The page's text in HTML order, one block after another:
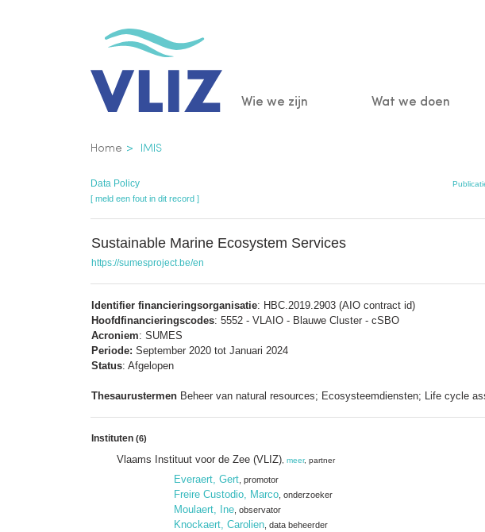
Main
Wie we zijn Wat we doen
Kruimelpad
Home IMIS
Data Policy
[ meld een fout in dit record ]
Sustainable Marine Ecosystem Services
https://sumesproject.be/en
Identifier financieringsorganisatie: HBC.2019.2903 (AIO contract id)
Hoofdfinancieringscodes: 5552 - VLAIO - Blauwe Cluster - cSBO
Acroniem: SUMES
Periode: September 2020 tot Januari 2024
Status: Afgelopen
Thesaurustermen Beheer van natural resources; Ecosysteemdiensten; Life cycle
Instituten (6)
Vlaams Instituut voor de Zee (VLIZ) meer, partner
Everaert, Gert , promotor
Freire Custodio, Marco , onderzoeker
Moulaert, Ine , observator
Knockaert, Carolien , data beheerder